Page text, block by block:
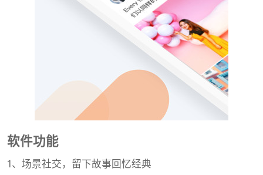
软件功能
1、场景社交，留下故事回忆经典